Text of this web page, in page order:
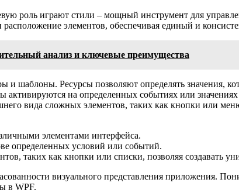
роль играют стили – мощный инструмент для
элементов, обеспечивая единый и
анализ и ключевые преимущества
шаблоны. Ресурсы позволяют определять значения,
активируются на определенных событиях или
вида сложных элементов, таких как кнопки или
элементами интерфейса.
определенных условий или событий.
таких как кнопки или списки, позволяя создавать
визуального представления приложения.
в WPF.